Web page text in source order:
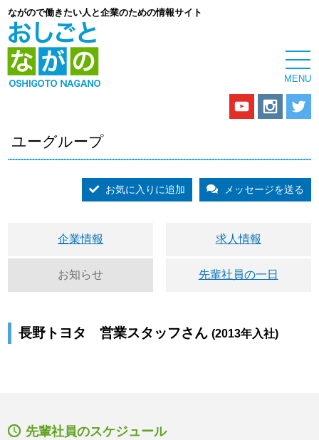
ながので働きたい人と企業のための情報サイト
ユーグループ
お気に入りに追加 メッセージを送る
企業情報 求人情報
お知らせ 先輩社員の一日
長野トヨタ 営業スタッフさん (2013年入社)
先輩社員のスケジュール